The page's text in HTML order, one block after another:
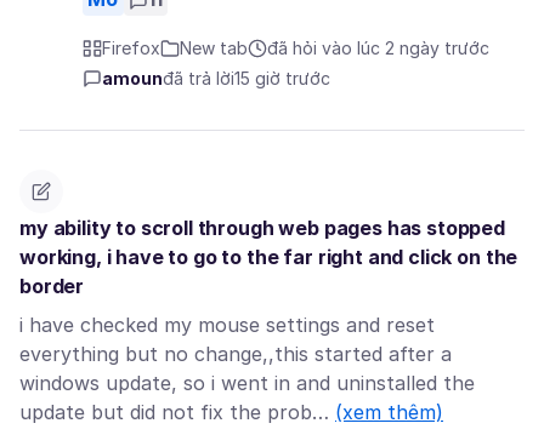
Firefox New tab
đã hỏi vào lúc 2 ngày trước
amounđã trả lời15 giờ trước
my ability to scroll through web pages has stopped
working, i have to go to the far right and click on the
border
i have checked my mouse settings and reset
everything but no change,,this started after a
windows update, so i went in and uninstalled the
update but did not fix the prob… (xem thêm)